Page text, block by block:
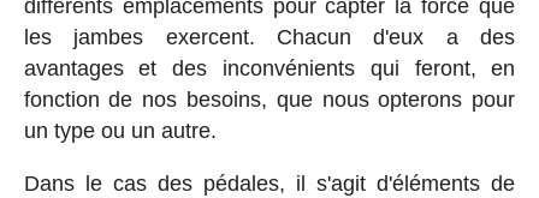
différents emplacements pour capter la force que
les jambes exercent. Chacun d'eux a des
avantages et des inconvénients qui feront, en
fonction de nos besoins, que nous opterons pour
un type ou un autre.
Dans le cas des pédales, il s'agit d'éléments de